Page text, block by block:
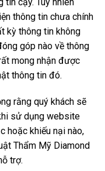
thông tin chưa chính
kỳ thông tin không
góp nào về thông
mong nhận được
thông tin đó.
rằng quý khách sẽ
sử dụng website
hoặc khiếu nại nào,
Thẩm Mỹ Diamond
trợ.